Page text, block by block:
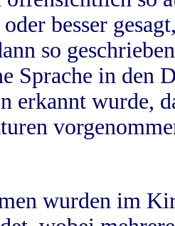
besser
so
Sprache in
erkannt wurde,
wurden im